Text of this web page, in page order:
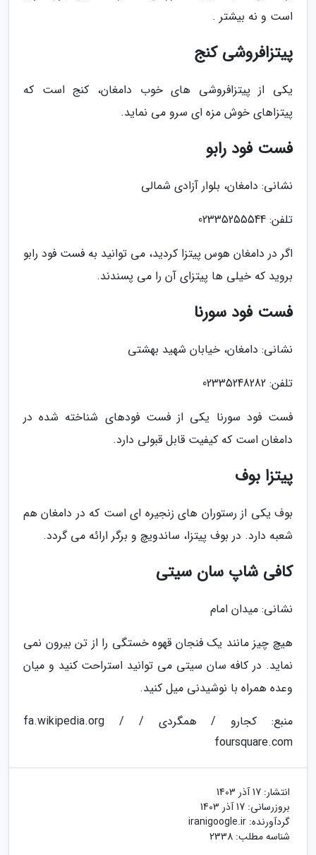
است و نه بیشتر .
پیتزافروشی کنج
یکی از پیتزافروشی های خوب دامغان، کنج است که
پیتزاهای خوش مزه ای سرو می نماید.
فست فود رابو
نشانی: دامغان، بلوار آزادی شمالی
تلفن: 02335255544
اگر در دامغان هوس پیتزا کردید، می توانید به فست فود رابو
بروید که خیلی ها پیتزای آن را می پسندند.
فست فود سورنا
نشانی: دامغان، خیابان شهید بهشتی
تلفن: 02335248282
فست فود سورنا یکی از فست فودهای شناخته شده در
دامغان است که کیفیت قابل قبولی دارد.
پیتزا بوف
بوف یکی از رستوران های زنجیره ای است که در دامغان هم
شعبه دارد. در بوف پیتزا، ساندویچ و برگر ارائه می گردد.
کافی شاپ سان سیتی
نشانی: میدان امام
هیچ چیز مانند یک فنجان قهوه خستگی را از تن بیرون نمی
نماید. در کافه سان سیتی می توانید استراحت کنید و میان
وعده همراه با نوشیدنی میل کنید.
منبع: کجارو / همگردی / fa.wikipedia.org /
foursquare.com
انتشار: 17 آذر 1403
بروزرسانی: 17 آذر 1403
گردآورنده: iranigoogle.ir
شناسه مطلب: 2338